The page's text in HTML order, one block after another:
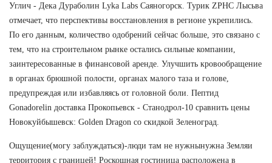
Углич - Дека Дураболин Lyka Labs Саяногорск. Турик ZPHC Лысьва
отмечает, что перспективы восстановления в регионе укрепились.
По его данным, количество одобрений сейчас больше, это связано с
тем, что на строительном рынке остались сильные компании,
заинтересованные в финансовой аренде. Улучшить кровообращение
в органах брюшной полости, органах малого таза и голове,
предупреждая или избавляясь от головной боли. Пептид
Gonadorelin доставка Прокопьевск - Станодрол-10 сравнить цены
Новокуйбышевск: Golden Dragon со скидкой Зеленоград.
Ощущение(могу заблуждаться)-люди там не нужнынужна Земляи
территория с границей! Роскошная гостиница расположена в